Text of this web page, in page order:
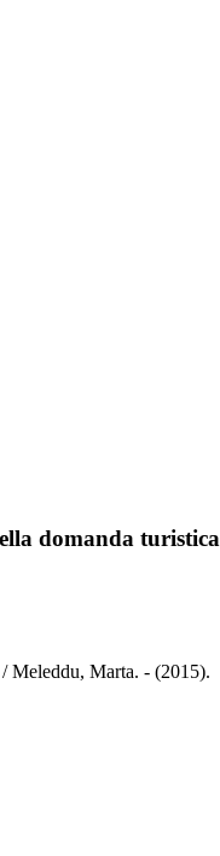
domanda turistica
Meleddu, Marta. - (2015).